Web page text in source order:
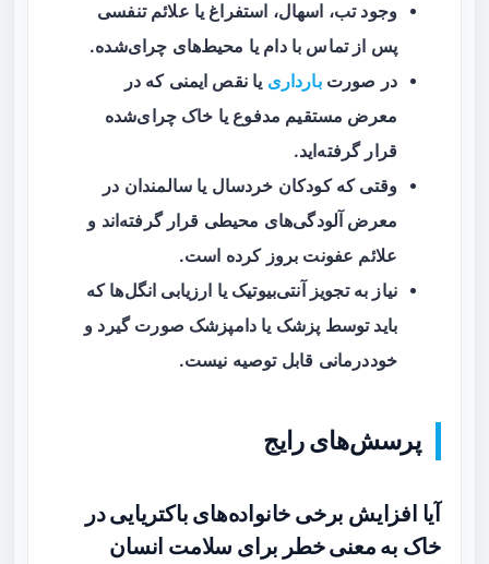
وجود تب، اسهال، استفراغ یا علائم تنفسی
پس از تماس با دام یا محیط‌های چرای‌شده.
در صورتبارداری یا نقص ایمنی که در
معرض مستقیم مدفوع یا خاک چرای‌شده
قرار گرفته‌اید.
وقتی که کودکان خردسال یا سالمندان در
معرض آلودگی‌های محیطی قرار گرفته‌اند و
علائم عفونت بروز کرده است.
نیاز به تجویز آنتی‌بیوتیک یا ارزیابی انگل‌ها که
باید توسط پزشک یا دامپزشک صورت گیرد و
خوددرمانی قابل توصیه نیست.
پرسش‌های رایج
آیا افزایش برخی خانواده‌های باکتریایی در
خاک به معنی خطر برای سلامت انسان